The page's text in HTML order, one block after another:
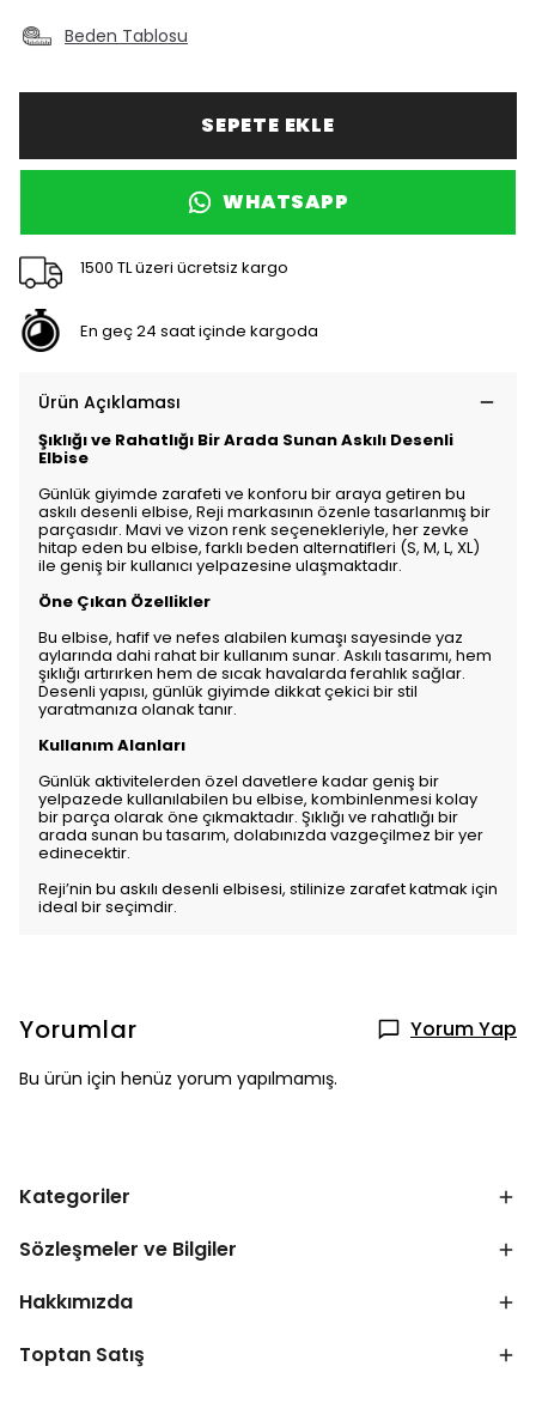
Beden Tablosu
SEPETE EKLE
WHATSAPP
1500 TL üzeri ücretsiz kargo
En geç 24 saat içinde kargoda
Ürün Açıklaması
Şıklığı ve Rahatlığı Bir Arada Sunan Askılı Desenli
Elbise
Günlük giyimde zarafeti ve konforu bir araya getiren bu
askılı desenli elbise, Reji markasının özenle tasarlanmış bir
parçasıdır. Mavi ve vizon renk seçenekleriyle, her zevke
hitap eden bu elbise, farklı beden alternatifleri (S, M, L, XL)
ile geniş bir kullanıcı yelpazesine ulaşmaktadır.
Öne Çıkan Özellikler
Bu elbise, hafif ve nefes alabilen kumaşı sayesinde yaz
aylarında dahi rahat bir kullanım sunar. Askılı tasarımı, hem
şıklığı artırırken hem de sıcak havalarda ferahlık sağlar.
Desenli yapısı, günlük giyimde dikkat çekici bir stil
yaratmanıza olanak tanır.
Kullanım Alanları
Günlük aktivitelerden özel davetlere kadar geniş bir
yelpazede kullanılabilen bu elbise, kombinlenmesi kolay
bir parça olarak öne çıkmaktadır. Şıklığı ve rahatlığı bir
arada sunan bu tasarım, dolabınızda vazgeçilmez bir yer
edinecektir.
Reji’nin bu askılı desenli elbisesi, stilinize zarafet katmak için
ideal bir seçimdir.
Yorumlar Yorum Yap
Bu ürün için henüz yorum yapılmamış.
Kategoriler
Sözleşmeler ve Bilgiler
Hakkımızda
Toptan Satış